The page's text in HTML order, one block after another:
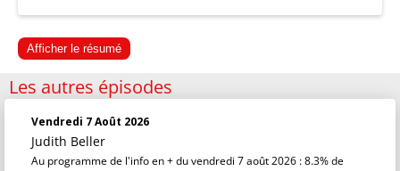
Afficher le résumé
Les autres épisodes
Vendredi 7 Août 2026
Judith Beller
Au programme de l'info en + du vendredi 7 août 2026 : 8.3% de